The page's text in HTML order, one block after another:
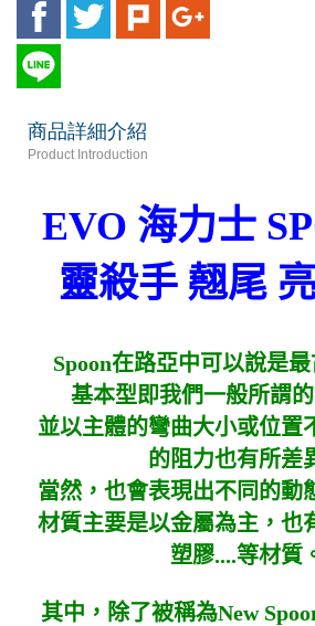
商品詳細介紹
Product Introduction
EVO 海力士
靈殺手 翹尾
Spoon在路亞中可以說是
基本型即我們一般所謂
並以主體的彎曲大小或位置
的阻力也有所差
當然，也會表現出不同的動
材質主要是以金屬為主，也
塑膠....等材質
其中，除了被稱為New